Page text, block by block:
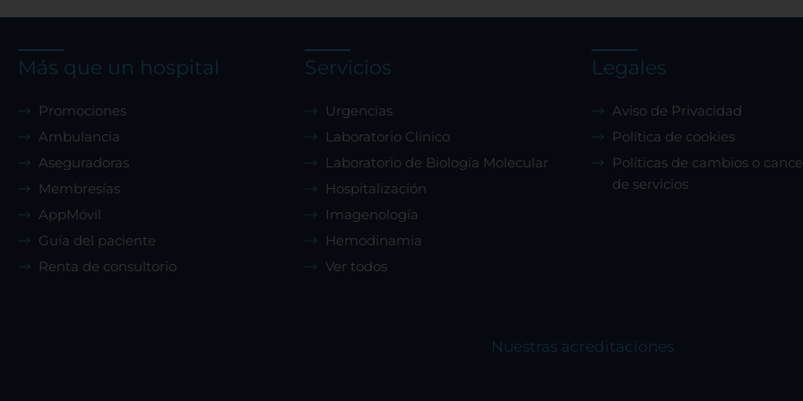
Más que un hospital
Promociones
Ambulancia
Aseguradoras
Membresías
AppMóvil
Guía del paciente
Renta de consultorio
Servicios
Urgencias
Laboratorio Clínico
Laboratorio de Biología Molecular
Hospitalización
Imagenología
Hemodinamia
Ver todos
Legales
Aviso de Privacidad
Política de cookies
Políticas de cambios o
de servicios
Nuestras acreditaciones